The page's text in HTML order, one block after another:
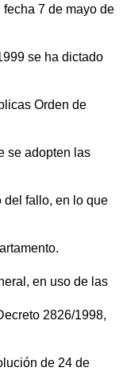
7 de mayo de
se ha dictado
Orden de
se adopten las
del fallo, en lo que
en uso de las
2826/1998,
de 24 de